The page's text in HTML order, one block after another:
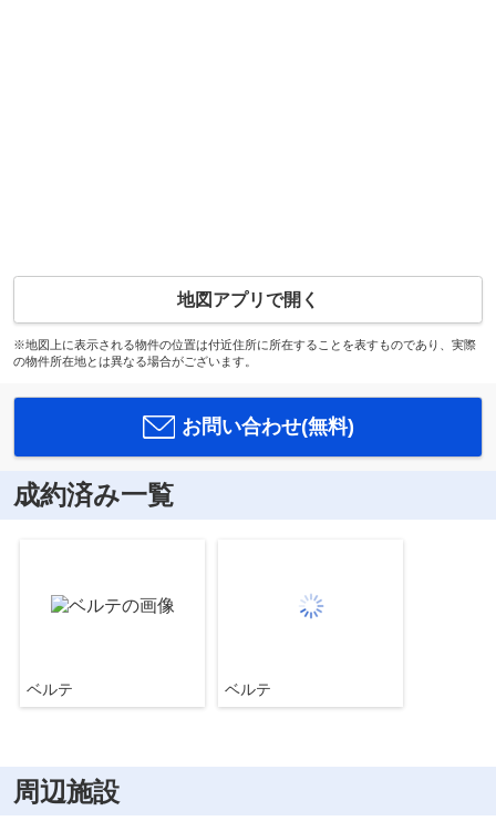
地図アプリで開く
※地図上に表示される物件の位置は付近住所に所在することを表すものであり、実際
の物件所在地とは異なる場合がございます。
お問い合わせ(無料)
成約済み一覧
ベルテ ベルテ
周辺施設